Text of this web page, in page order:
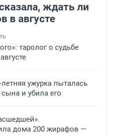
ждать ли
в августе
таролог о судьбе
ужурка пыталась
и убила его
дома 200 жирафов —